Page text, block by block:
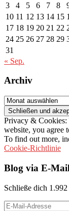
3
4 5 6 7 8
10 11 12 13 14 15
17 18 19 20 21 22
24 25 26 27 28 29
31
« Sep.
Archiv
Archiv
Privacy & Cookies:
website, you agree
To find out more,
Cookie-Richtlinie
Blog via E-
Schließe dich
E-